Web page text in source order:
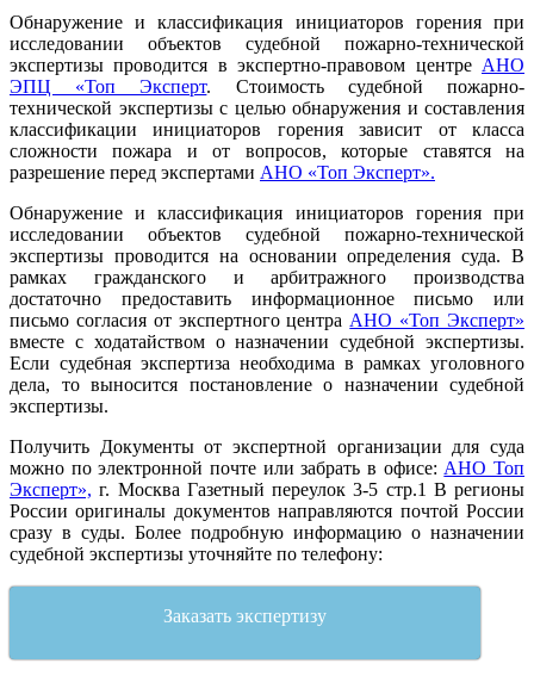
Обнаружение и классификация инициаторов горения при
исследовании объектов судебной пожарно-технической
экспертизы проводится в экспертно-правовом центре АНО
ЭПЦ «Топ Эксперт. Стоимость судебной пожарно-
технической экспертизы с целью обнаружения и составления
классификации инициаторов горения зависит от класса
сложности пожара и от вопросов, которые ставятся на
разрешение перед экспертами АНО «Топ Эксперт».
Обнаружение и классификация инициаторов горения при
исследовании объектов судебной пожарно-технической
экспертизы проводится на основании определения суда. В
рамках гражданского и арбитражного производства
достаточно предоставить информационное письмо или
письмо согласия от экспертного центра АНО «Топ Эксперт»
вместе с ходатайством о назначении судебной экспертизы.
Если судебная экспертиза необходима в рамках уголовного
дела, то выносится постановление о назначении судебной
экспертизы.
Получить Документы от экспертной организации для суда
можно по электронной почте или забрать в офисе: АНО Топ
Эксперт», г. Москва Газетный переулок 3-5 стр.1 В регионы
России оригиналы документов направляются почтой России
сразу в суды. Более подробную информацию о назначении
судебной экспертизы уточняйте по телефону:
Заказать экспертизу